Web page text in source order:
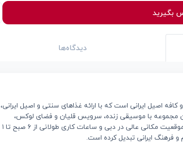
بگیرید
دیدگاه‌ها
اصیل ایرانی است که با ارائه غذاهای سنتی و اصیل ایرانی،
مجموعه با موسیقی زنده، سرویس قلیان و فضای لوکس،
تجربه‌ای بی‌نظیر از مهمان‌نوازی ایرانی را فراهم می‌آورد. موقعیت مکانی عالی در دبی و ساعات کاری طولانی از ۶ صبح تا ۱
و فرهنگ ایرانی تبدیل کرده است.